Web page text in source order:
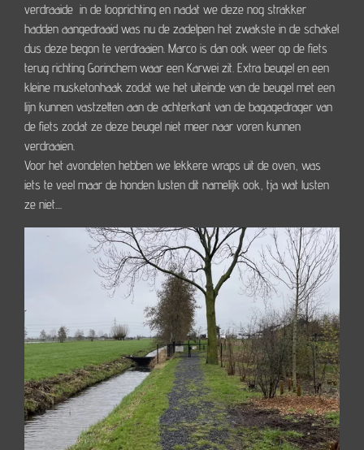
verdraaide in de looprichting en nadat we deze nog strakker
hadden aangedraaid was nu de zadelpen het zwakste in de schakel
dus deze begon te verdraaien. Marco is dan ook weer op de fiets
terug richting Gorinchem waar een Karwei zit. Extra beugel en een
kleine musketonhaak zodat we het uiteinde van de beugel met een
lijn kunnen vastzetten aan de achterkant van de bagagedrager van
de fiets zodat ze deze beugel niet meer naar voren kunnen
verdraaien.
Voor het avondeten hebben we lekkere wraps uit de oven, was
iets te veel maar de honden lusten dit namelijk ook, tja wat lusten
ze niet....